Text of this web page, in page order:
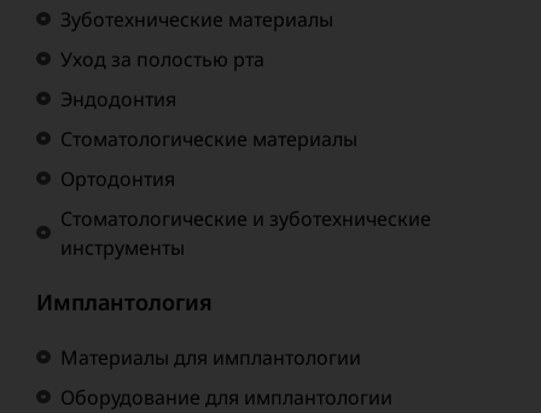
Зуботехнические материалы
Уход за полостью рта
Эндодонтия
Стоматологические материалы
Ортодонтия
Стоматологические и зуботехнические
инструменты
Имплантология
Материалы для имплантологии
Оборудование для имплантологии